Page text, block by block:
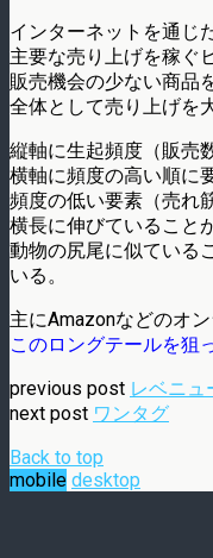
インターネットを通じ
主要な売り上げを稼ぐ
販売機会の少ない商品
全体として売り上げを
縦軸に生起頻度（販売
横軸に頻度の高い順に
頻度の低い要素（売れ
横長に伸びていること
動物の尻尾に似ている
いる。
主にAmazonなどのオ
このロングテールを狙
previous post レベニュ
next post ワンタグ
Back to top
mobile desktop